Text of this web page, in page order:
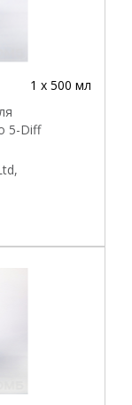
1 х 500 мл
5-Diff